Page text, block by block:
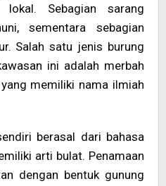
lokal. Sebagian sarang
sementara sebagian
Salah satu jenis burung
ini adalah merbah
memiliki nama ilmiah
berasal dari bahasa
arti bulat. Penamaan
dengan bentuk gunung